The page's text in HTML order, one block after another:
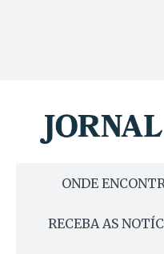
ONDE
RECEBA AS